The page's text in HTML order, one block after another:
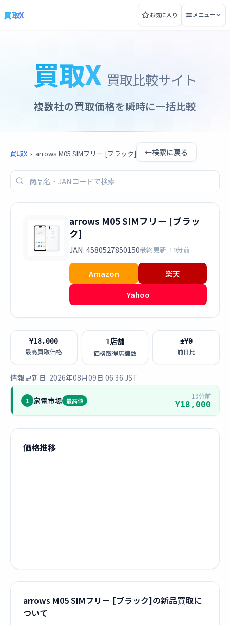
買取X お気に入り メニュー
買取X 買取比較サイト
複数社の買取価格を瞬時に一括比較
買取X › arrows M05 SIMフリー [ブラック] ←検索に戻る
arrows M05 SIMフリー [ブラッ
ク]
JAN: 4580527850150最終更新: 19分前
Amazon
楽天
Yahoo
¥18,000
最高買取価格
1店舗
価格取得店舗数
±¥0
前日比
情報更新日: 2026年08月09日 06:36 JST
1 家電市場 最高値
19分前
¥18,000
価格推移
arrows M05 SIMフリー [ブラック]の新品買取に
ついて